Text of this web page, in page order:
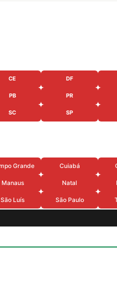
CE DF
PB PR
SC SP
Grande Cuiabá
Manaus Natal
São Luís São Paulo